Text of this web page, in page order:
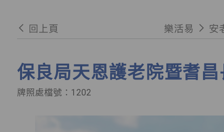
回上頁 樂活易 安
保良局天恩護老院暨耆
牌照處檔號：1202